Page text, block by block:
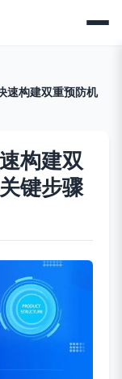
速构建双重预防机
构建双
键步骤